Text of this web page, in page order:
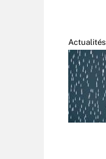
Actualités